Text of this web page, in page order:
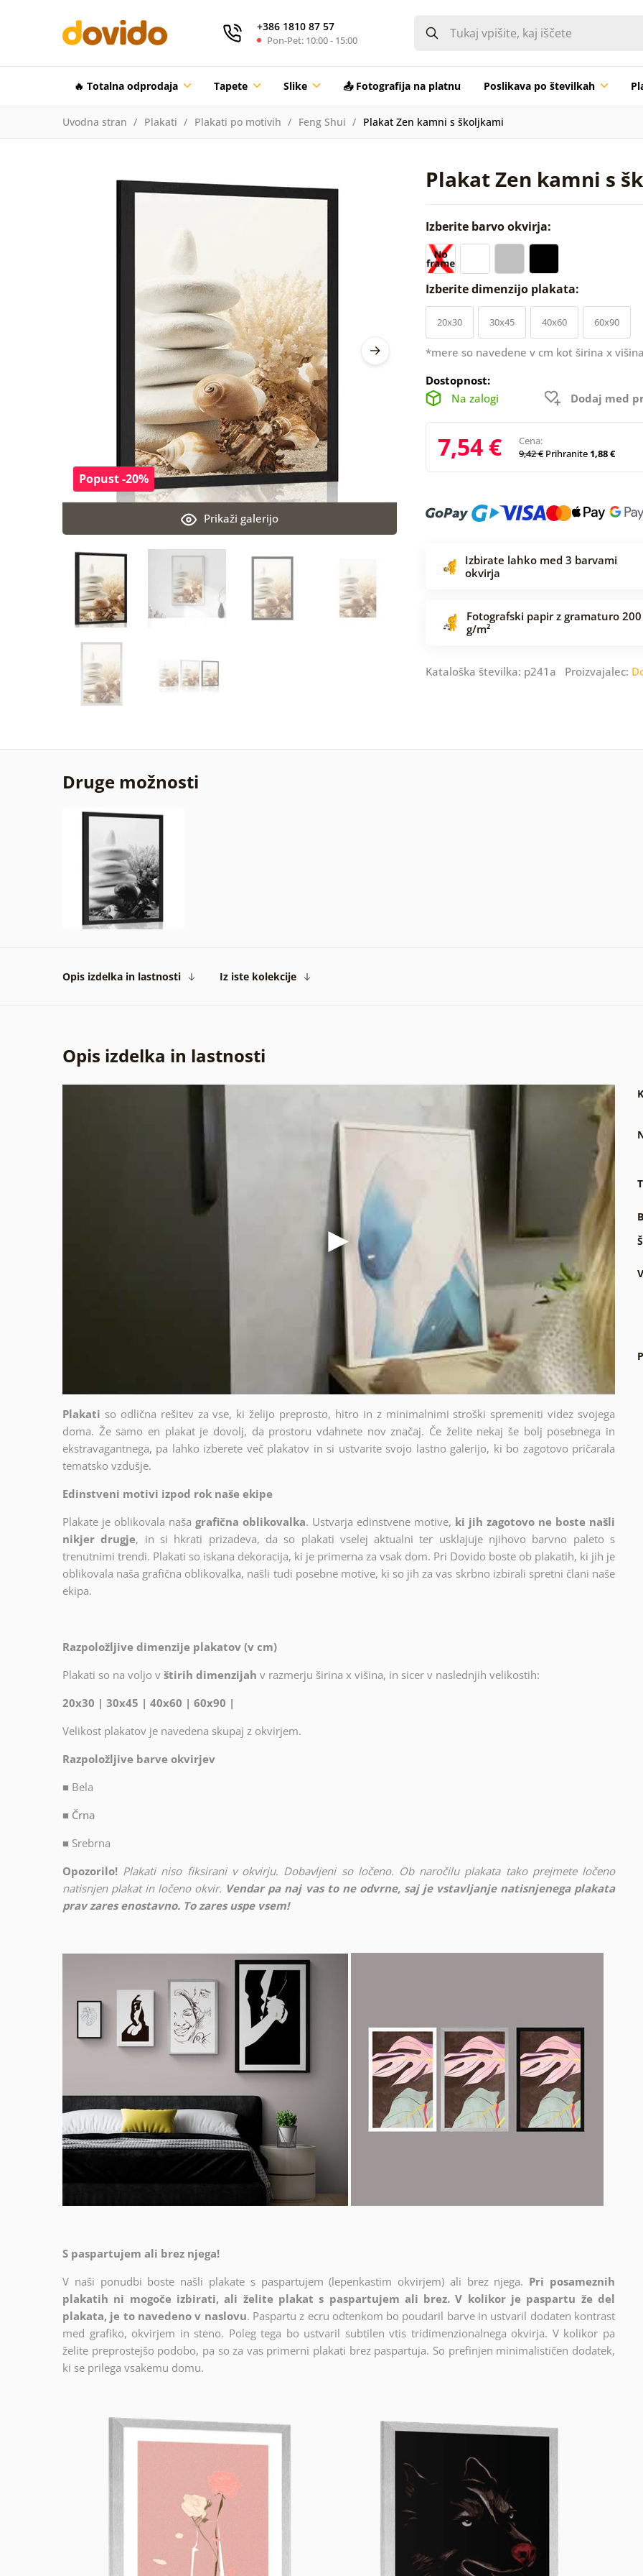
+386 1810 87 57
Pon-Pet: 10:00 - 15:00
🔥 Totalna odprodaja Tapete Slike 📤 Fotografija na platnu Poslikava po številkah
Uvodna stran Plakati Plakati po motivih Feng Shui Plakat Zen kamni s školjkami
Plakat Zen kamni s
Prikaži galerijo
Popust -20%
Izberite barvo okvirja:
Izberite dimenzijo plakata:
20x30 30x45 40x60 60x90
*mere so navedene v cm kot širina x
Dostopnost:
Na zalogi
Dodaj med
7,54 €
Cena:
9,42 € Prihranite 1,88 €
Izbirate lahko med 3 barvami
okvirja
Fotografski papir z gramaturo 200
g/m²
Kataloška številka: p241a Proizvajalec:
Druge možnosti
Opis izdelka in lastnosti Iz iste kolekcije
Opis izdelka in lastnosti
Plakati so odlična rešitev za vse, ki želijo preprosto, hitro in z minimalnimi stroški spremeniti videz svojega
doma. Že samo en plakat je dovolj, da prostoru vdahnete nov značaj. Če želite nekaj še bolj posebnega in
ekstravagantnega, pa lahko izberete več plakatov in si ustvarite svojo lastno galerijo, ki bo zagotovo pričarala
tematsko vzdušje.
Edinstveni motivi izpod rok naše ekipe
Plakate je oblikovala naša grafična oblikovalka. Ustvarja edinstvene motive, ki jih zagotovo ne boste našli
nikjer drugje, in si hkrati prizadeva, da so plakati vselej aktualni ter usklajuje njihovo barvno paleto s
trenutnimi trendi. Plakati so iskana dekoracija, ki je primerna za vsak dom. Pri Dovido boste ob plakatih, ki jih je
oblikovala naša grafična oblikovalka, našli tudi posebne motive, ki so jih za vas skrbno izbirali spretni člani naše
ekipa.
Razpoložljive dimenzije plakatov (v cm)
Plakati so na voljo v štirih dimenzijah v razmerju širina x višina, in sicer v naslednjih velikostih:
20x30 | 30x45 | 40x60 | 60x90 |
Velikost plakatov je navedena skupaj z okvirjem.
Razpoložljive barve okvirjev
■ Bela
■ Črna
■ Srebrna
Opozorilo! Plakati niso fiksirani v okvirju. Dobavljeni so ločeno. Ob naročilu plakata tako prejmete ločeno
natisnjen plakat in ločeno okvir. Vendar pa naj vas to ne odvrne, saj je vstavljanje natisnjenega plakata
prav zares enostavno. To zares uspe vsem!
S paspartujem ali brez njega!
V naši ponudbi boste našli plakate s paspartujem (lepenkastim okvirjem) ali brez njega. Pri posameznih
plakatih ni mogoče izbirati, ali želite plakat s paspartujem ali brez. V kolikor je paspartu že del
plakata, je to navedeno v naslovu. Paspartu z ecru odtenkom bo poudaril barve in ustvaril dodaten kontrast
med grafiko, okvirjem in steno. Poleg tega bo ustvaril subtilen vtis tridimenzionalnega okvirja. V kolikor pa
želite preprostejšo podobo, pa so za vas primerni plakati brez paspartuja. So prefinjen minimalističen dodatek,
ki se prilega vsakemu domu.